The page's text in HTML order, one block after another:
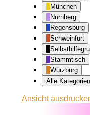
München
Nürnberg
Regensburg
Schweinfurt
Stammtisch
Würzburg
Alle Kategorien
Ansicht